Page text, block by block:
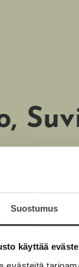
Suostumus
käyttää
tutut Kirste
vaalivia
on viimeksi